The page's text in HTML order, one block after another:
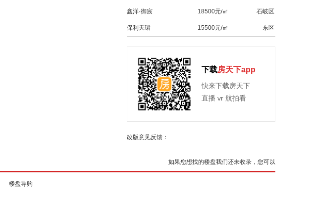
鑫洋·御宸 18500元/㎡ 石岐区
保利天珺 15500元/㎡ 东区
下载房天下app
快来下载房天下
直播 vr 航拍看
改版意见反馈：
如果您想找的楼盘我们还未收录，您可以
楼盘导购